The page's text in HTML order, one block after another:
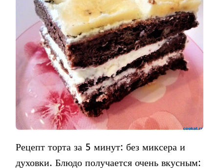
ЗА
5
МИНУТ!
БЕЗ
САХАРА
МАСЛА,
МИКСЕРА!
Рецепт торта за 5 минут: без миксера и
духовки. Блюдо получается очень вкусным: